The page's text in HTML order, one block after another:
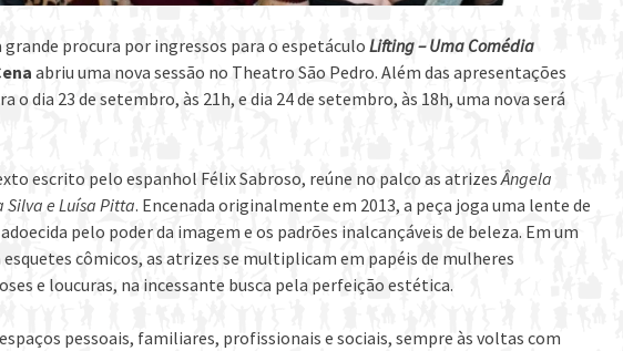
grande procura por ingressos para o espetáculo Lifting – Uma Comédia
abriu uma nova sessão no Theatro São Pedro. Além das apresentações
o dia 23 de setembro, às 21h, e dia 24 de setembro, às 18h, uma nova será
escrito pelo espanhol Félix Sabroso, reúne no palco as atrizes Ângela
Silva e Luísa Pitta. Encenada originalmente em 2013, a peça joga uma lente de
pelo poder da imagem e os padrões inalcançáveis de beleza. Em um
cômicos, as atrizes se multiplicam em papéis de mulheres
e loucuras, na incessante busca pela perfeição estética.
pessoais, familiares, profissionais e sociais, sempre às voltas com